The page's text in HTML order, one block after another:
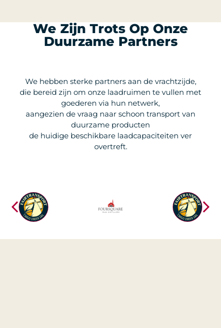
We Zijn Trots Op Onze
Duurzame Partners
We hebben sterke partners aan de vrachtzijde,
die bereid zijn om onze laadruimen te vullen met
goederen via hun netwerk,
aangezien de vraag naar schoon transport van
duurzame producten
de huidige beschikbare laadcapaciteiten ver
overtreft.